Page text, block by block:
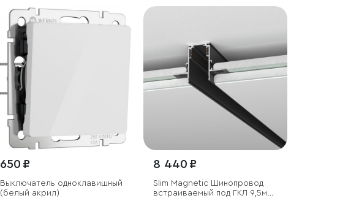
650 ₽
Выключатель одноклавишный
(белый акрил)
8 440 ₽
Slim Magnetic Шинопровод
встраиваемый под ГКЛ 9,5мм